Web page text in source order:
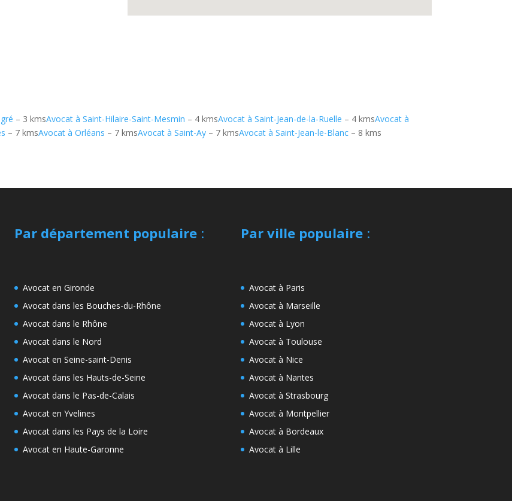
– 3 kmsAvocat à Saint-Hilaire-Saint-Mesmin – 4 kmsAvocat à Saint-Jean-de-la-Ruelle – 4 kmsAvocat à
– 7 kmsAvocat à Orléans – 7 kmsAvocat à Saint-Ay – 7 kmsAvocat à Saint-Jean-le-Blanc – 8 kms
Par département populaire:
Avocat en Gironde
Avocat dans les Bouches-du-Rhône
Avocat dans le Rhône
Avocat dans le Nord
Avocat en Seine-saint-Denis
Avocat dans les Hauts-de-Seine
Avocat dans le Pas-de-Calais
Avocat en Yvelines
Avocat dans les Pays de la Loire
Avocat en Haute-Garonne
Par ville populaire:
Avocat à Paris
Avocat à Marseille
Avocat à Lyon
Avocat à Toulouse
Avocat à Nice
Avocat à Nantes
Avocat à Strasbourg
Avocat à Montpellier
Avocat à Bordeaux
Avocat à Lille